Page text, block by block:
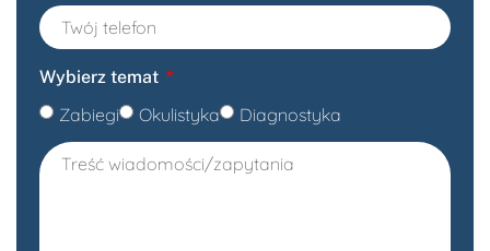
Wybierz temat
Zabiegi Okulistyka Diagnostyka